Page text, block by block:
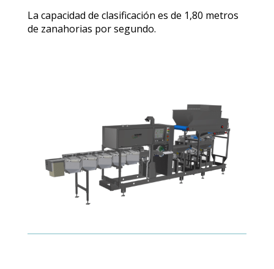
La capacidad de clasificación es de 1,80 metros
de zanahorias por segundo.